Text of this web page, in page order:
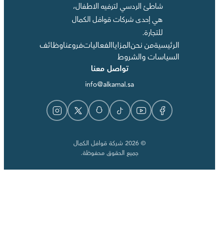
شاطئ الردسي لترفيه الاطفال،
هي إحدى شركات قوافل الكمال
للتجارة.
الرئيسيةمن نحنالمزاياالفعالياتفروعناوظائف
السياسات والشروط
تواصل معنا
info@alkamal.sa
© 2026 شركة قوافل الكمال
جميع الحقوق محفوظة.